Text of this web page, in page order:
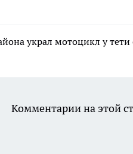
украл мотоцикл у тети
Комментарии на этой